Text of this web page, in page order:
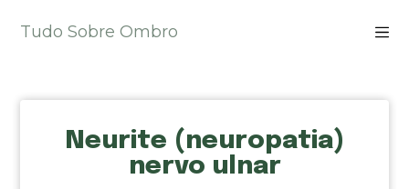
u
Tudo Sobre Ombro
Neurite (neuropatia)
nervo ulnar